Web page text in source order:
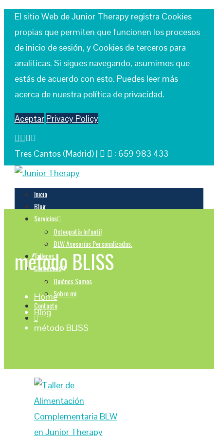
El sitio Web de Junior Therapy registra Cookies
propias que permiten que funcionen los procesos
de inicio de sesión, y Cookies de terceros para
analiticas. Si sigues navegando, asumimos que
estás de acuerdo con esto. Puedes leer más
acerca de nuestra política de privacidad.
Aceptar Privacy Policy
Tres Cantos (Madrid) | : 659 983 433
Inicio
Blog
Servicios
Osteopatía Infantil
BLW Asesorías Personalizadas.
Talleres
Conocenos
Quiénes Somos
Sobre mi
Contacto
método BLISS
Home
Blog
método BLISS